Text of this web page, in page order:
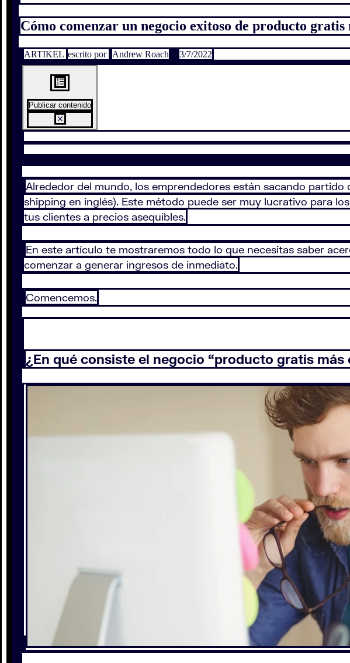
Cómo comenzar un negocio exitoso de producto gratis
ARTIKEL escrito por Andrew Roach 3/7/2022
Publicar contenido
Alrededor del mundo, los emprendedores están sacando
shipping en inglés). Este método puede ser muy lucrativo para
tus clientes a precios asequibles.
En este artículo te mostraremos todo lo que necesitas saber
comenzar a generar ingresos de inmediato.
Comencemos.
¿En qué consiste el negocio “producto gratis más